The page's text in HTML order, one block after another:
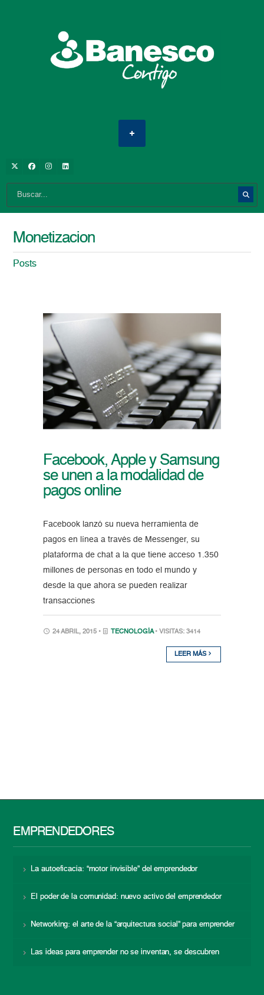
Monetizacion
Posts
Facebook, Apple y Samsung
se unen a la modalidad de
pagos online
Facebook lanzó su nueva herramienta de
pagos en línea a través de Messenger, su
plataforma de chat a la que tiene acceso 1.350
millones de personas en todo el mundo y
desde la que ahora se pueden realizar
transacciones
24 ABRIL, 2015 • TECNOLOGÍA • VISITAS: 3414
LEER MÁS
EMPRENDEDORES
La autoeficacia: “motor invisible” del emprendedor
El poder de la comunidad: nuevo activo del emprendedor
Networking: el arte de la “arquitectura social” para emprender
Las ideas para emprender no se inventan, se descubren